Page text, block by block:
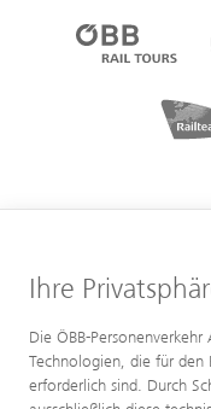
Ihre
Die ÖBB-
Technologien, die für den
erforderlich sind. Durch